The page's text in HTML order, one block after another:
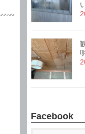
Facebook